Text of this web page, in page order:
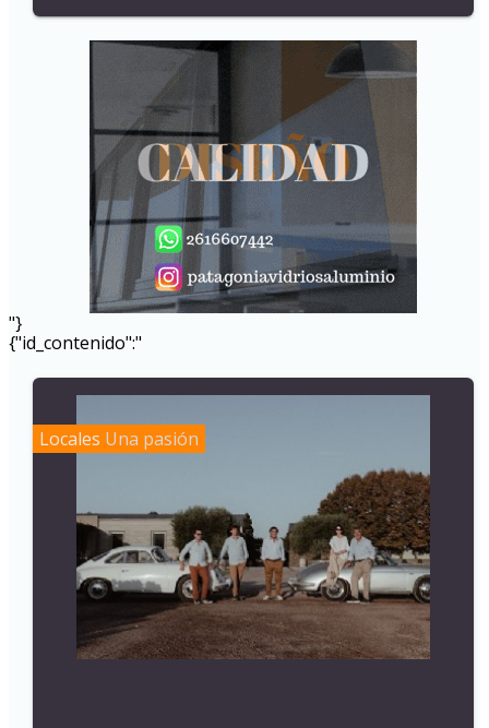
"}
{"id_contenido":"
Locales Una pasión